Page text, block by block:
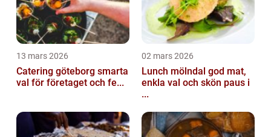
13 mars 2026
Catering göteborg smarta
val för företaget och fe...
02 mars 2026
Lunch mölndal god mat,
enkla val och skön paus i
...